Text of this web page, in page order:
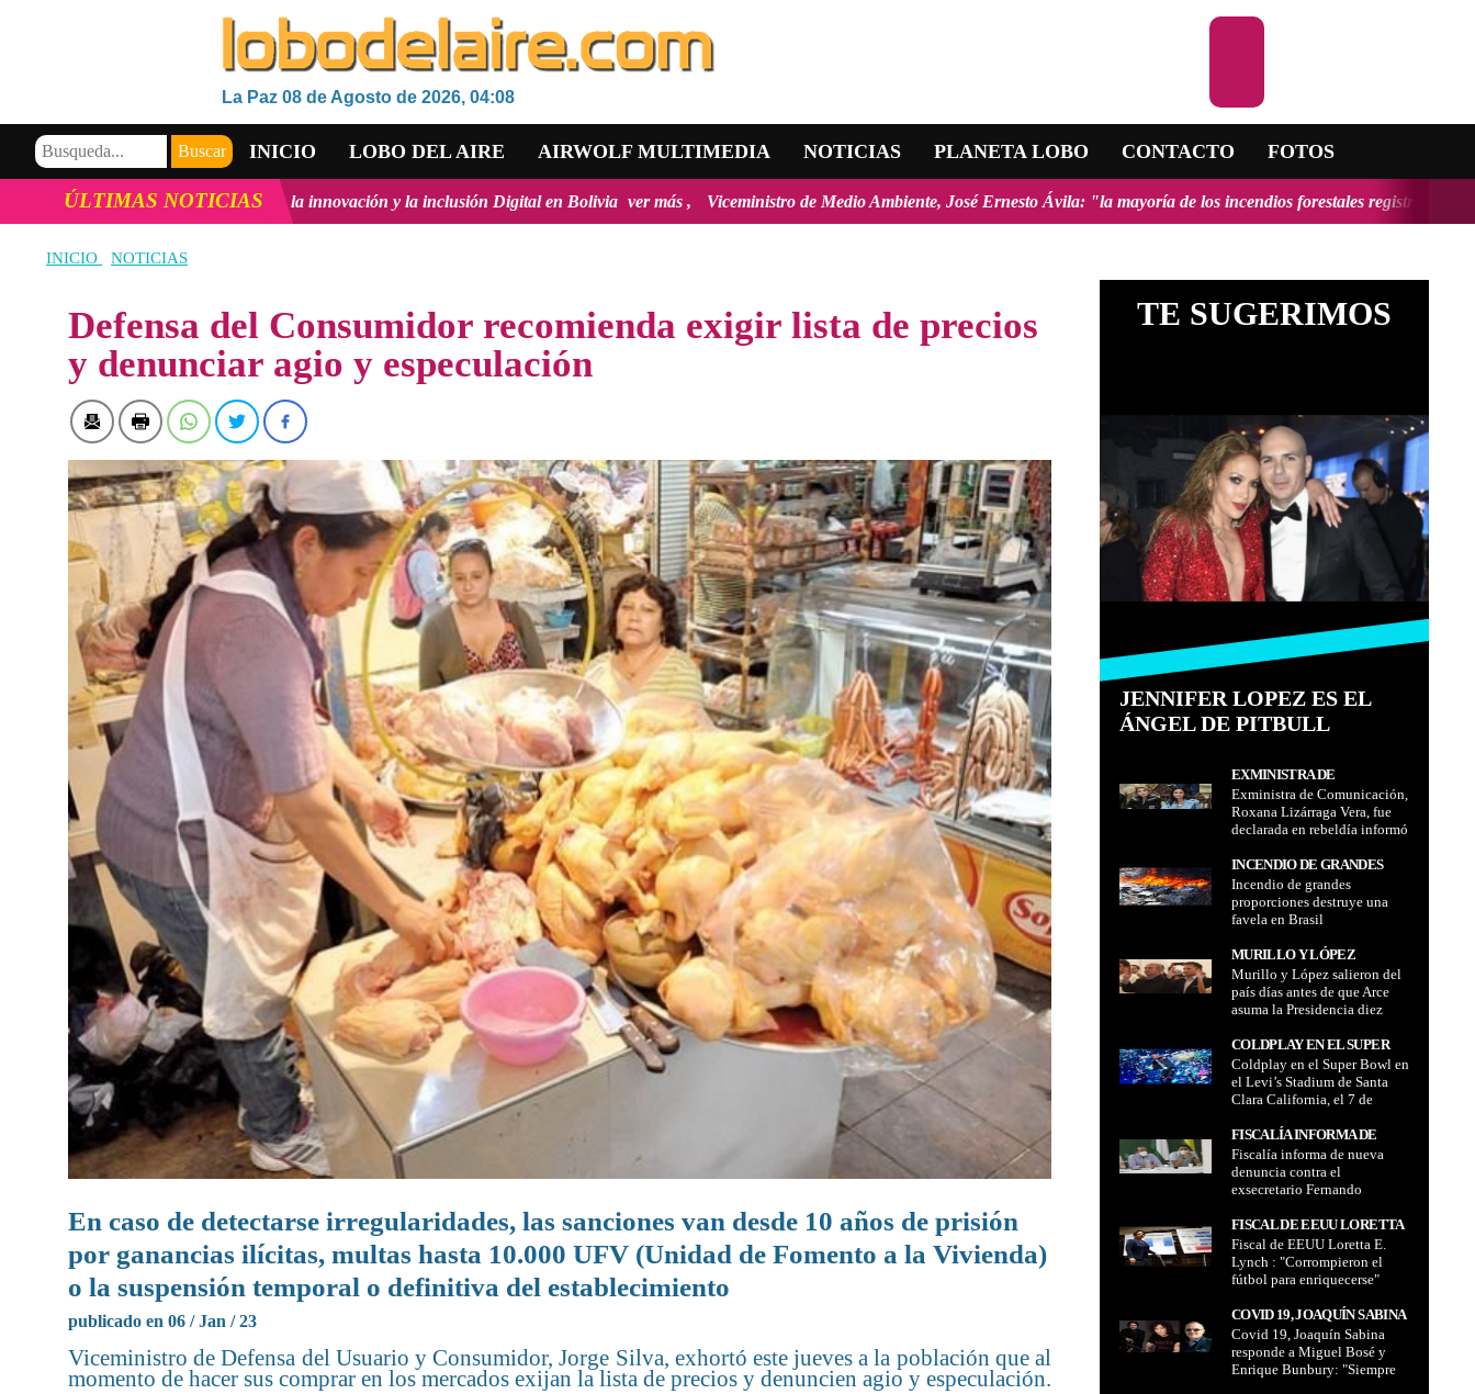
La Paz 08 de Agosto de 2026, 04:08
INICIO LOBO DEL AIRE AIRWOLF MULTIMEDIA NOTICIAS PLANETA LOBO CONTACTO FOTOS
VIDEOS
ÚLTIMAS NOTICIAS
Tecnológico, la innovación y la inclusión Digital en Bolivia ver más Viceministro de Medio Ambiente, José Ernesto Ávila: "la mayoría de los incendios forestales registrados en el país fueron
INICIO NOTICIAS
Defensa del Consumidor recomienda exigir lista de precios
y denunciar agio y especulación
En caso de detectarse irregularidades, las sanciones van desde 10 años de prisión
por ganancias ilícitas, multas hasta 10.000 UFV (Unidad de Fomento a la Vivienda)
o la suspensión temporal o definitiva del establecimiento
publicado en 06 / Jan / 23
Viceministro de Defensa del Usuario y Consumidor, Jorge Silva, exhortó este jueves a la población que al
momento de hacer sus comprar en los mercados exijan la lista de precios y denuncien agio y especulación.
TE SUGERIMOS
JENNIFER LOPEZ ES EL
ÁNGEL DE PITBULL
EXMINISTRA DE
COMUNICACIÓN, ROXANA
LIZÁRRAGA VERA, FUE
DECLARADA EN REBELDÍA
DEPARTAMENTAL DE LA
PAZ, WILLIAM ALAVE
LAURA POR EL CASO
"ARMAMENTO NO LETAL -
ECUADOR"
Exministra de Comunicación,
Roxana Lizárraga Vera, fue
declarada en rebeldía informó
Paz, William Alave Laura por
el caso denominado
"Armamento no letal -
Ecuador"
INCENDIO DE GRANDES
PROPORCIONES
DESTRUYE UNA FAVELA EN
BRASIL
Incendio de grandes
proporciones destruye una
favela en Brasil
MURILLO Y LÓPEZ
SALIERON DEL PAÍS DÍAS
ANTES DE QUE ARCE
ASUMA LA PRESIDENCIA
MINISTRO LOS
ESCOLTARON HASTA LA
FRONTERA CON BRASIL
Murillo y López salieron del
país días antes de que Arce
asuma la Presidencia diez
escoltaron hasta la frontera
con Brasil
COLDPLAY EN EL SUPER
BOWL EN EL LEVI’S
STADIUM DE SANTA CLARA
CALIFORNIA, EL 7 DE
FEBRERO 2016
Coldplay en el Super Bowl en
el Levi’s Stadium de Santa
Clara California, el 7 de
FISCALÍA INFORMA DE
NUEVA DENUNCIA CONTRA
EL EXSECRETARIO
FERNANDO PACHECO
DE APREHENSIÓN POR NO
HABER ACUDIDO ESTE
JUEVES A DECLARAR
Fiscalía informa de nueva
denuncia contra el
exsecretario Fernando
orden de aprehensión por no
haber acudido este jueves a
declarar
FISCAL DE EEUU LORETTA
E. LYNCH :
"CORROMPIERON EL
FÚTBOL PARA
ENRIQUECERSE"
Fiscal de EEUU Loretta E.
Lynch : "Corrompieron el
fútbol para enriquecerse"
COVID 19, JOAQUÍN SABINA
RESPONDE A MIGUEL BOSÉ
Y ENRIQUE BUNBURY:
"SIEMPRE HA HABIDO
Covid 19, Joaquín Sabina
responde a Miguel Bosé y
Enrique Bunbury: "Siempre